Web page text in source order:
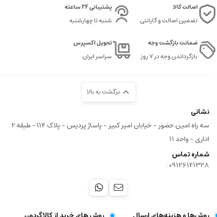
اصالت کالا
تضمین اصالت و گارانتی
پشتیبانی 24 ساعته
شنبه تا چهارشنبه
ضمانت بازگشت وجه
بازگرداندن وجه در ۷ روز
تحویل اکسپرس
سراسر ایران
برگشت به بالا
نشانی
سه راه امین حضور - خیابان امیر کبیر - پاساژ پردیس - پلاک ۱۱۴- طبقه ۲
اداری - واحد ۱۱
شماره تماس
09126141328
|